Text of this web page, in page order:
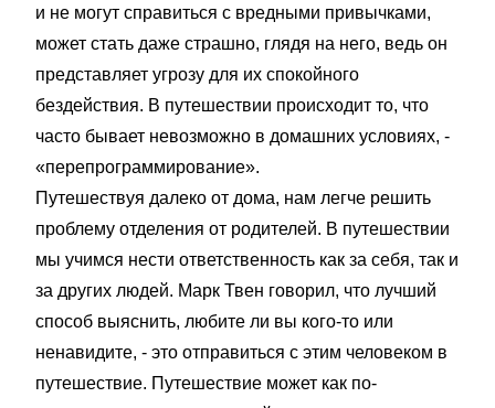
и не могут справиться с вредными привычками,
может стать даже страшно, глядя на него, ведь он
представляет угрозу для их спокойного
бездействия. В путешествии происходит то, что
часто бывает невозможно в домашних условиях, -
«перепрограммирование».
Путешествуя далеко от дома, нам легче решить
проблему отделения от родителей. В путешествии
мы учимся нести ответственность как за себя, так и
за других людей. Марк Твен говорил, что лучший
способ выяснить, любите ли вы кого-то или
ненавидите, - это отправиться с этим человеком в
путешествие. Путешествие может как по-